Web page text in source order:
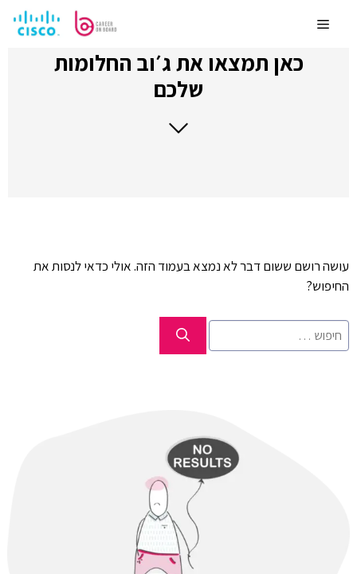
לתוכןMenu
כאן תמצאו את ג׳וב החלומות
שלכם
עושה רושם ששום דבר לא נמצא בעמוד הזה. אולי כדאי לנסות את
החיפוש?
חיפוש: